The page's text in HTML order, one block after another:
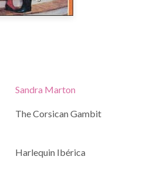
Sandra Marton
The Corsican Gambit
Harlequin Ibérica